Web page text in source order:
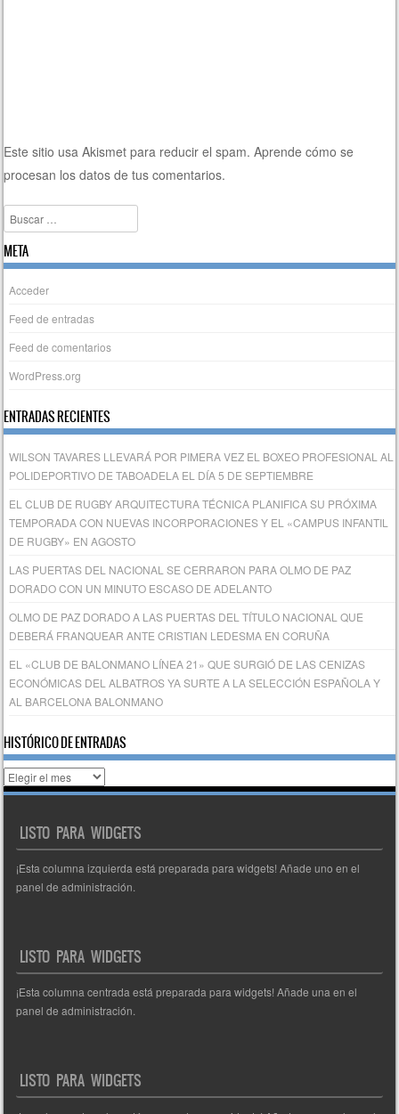
Este sitio usa Akismet para reducir el spam.Aprende cómo se
procesan los datos de tus comentarios.
Buscar
META
Acceder
Feed de entradas
Feed de comentarios
WordPress.org
ENTRADAS RECIENTES
WILSON TAVARES LLEVARÁ POR PIMERA VEZ EL BOXEO PROFESIONAL AL
POLIDEPORTIVO DE TABOADELA EL DÍA 5 DE SEPTIEMBRE
EL CLUB DE RUGBY ARQUITECTURA TÉCNICA PLANIFICA SU PRÓXIMA
TEMPORADA CON NUEVAS INCORPORACIONES Y EL «CAMPUS INFANTIL
DE RUGBY» EN AGOSTO
LAS PUERTAS DEL NACIONAL SE CERRARON PARA OLMO DE PAZ
DORADO CON UN MINUTO ESCASO DE ADELANTO
OLMO DE PAZ DORADO A LAS PUERTAS DEL TÍTULO NACIONAL QUE
DEBERÁ FRANQUEAR ANTE CRISTIAN LEDESMA EN CORUÑA
EL «CLUB DE BALONMANO LÍNEA 21» QUE SURGIÓ DE LAS CENIZAS
ECONÓMICAS DEL ALBATROS YA SURTE A LA SELECCIÓN ESPAÑOLA Y
AL BARCELONA BALONMANO
HISTÓRICO DE ENTRADAS
Histórico
de
LISTO PARA WIDGETS
¡Esta columna izquierda está preparada para widgets! Añade uno en el
panel de administración.
LISTO PARA WIDGETS
¡Esta columna centrada está preparada para widgets! Añade una en el
panel de administración.
LISTO PARA WIDGETS